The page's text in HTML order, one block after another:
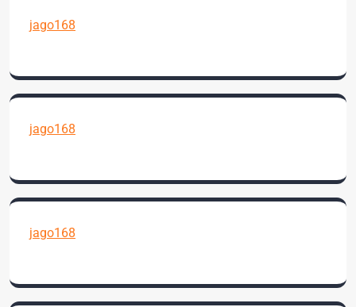
jago168
jago168
jago168